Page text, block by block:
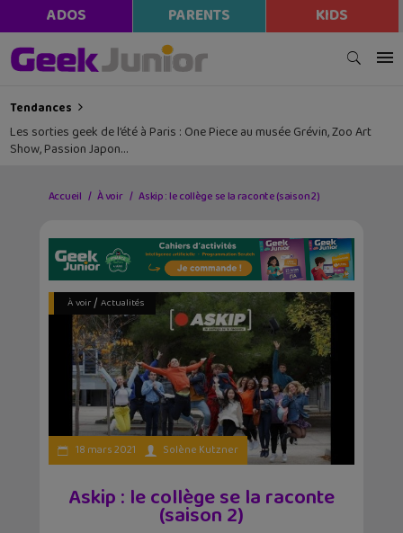
ADOS PARENTS KIDS
Tendances
Les sorties geek de l’été à Paris : One Piece au musée Grévin, Zoo Art
Show, Passion Japon…
Accueil À voir Askip : le collège se la raconte (saison 2)
À voir/ Actualités
18 mars 2021 Solène Kutzner
Askip : le collège se la raconte
(saison 2)